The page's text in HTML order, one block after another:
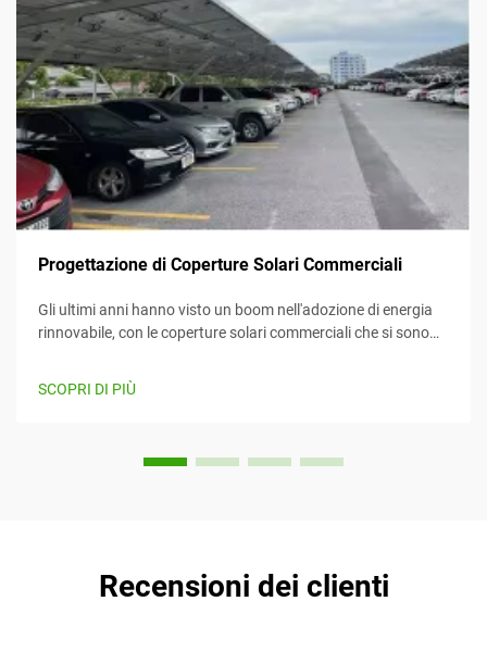
Progettazione di Coperture Solari Commerciali
Gli ultimi anni hanno visto un boom nell'adozione di energia
rinnovabile, con le coperture solari commerciali che si sono
l'energia solare mentre forniscono contemporaneamente
SCOPRI DI PIÙ
Recensioni dei clienti